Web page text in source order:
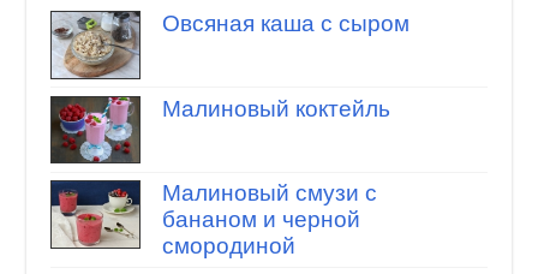
Овсяная каша с сыром
Малиновый коктейль
Малиновый смузи с
бананом и черной
смородиной